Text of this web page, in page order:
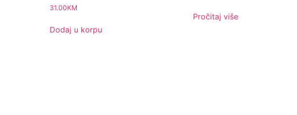
31.00KM
Dodaj u korpu
Pročitaj više